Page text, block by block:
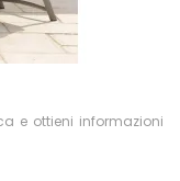
e ottieni informazioni